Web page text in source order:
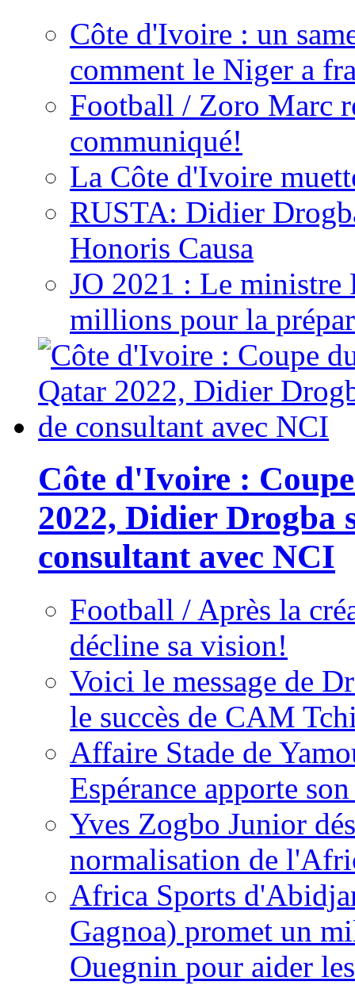
Côte d'Ivoire : un
comment le Niger a
Football / Zoro Marc
communiqué!
La Côte d'Ivoire
RUSTA: Didier
Honoris Causa
JO 2021 : Le ministre
millions pour la
Côte d'Ivoire :
2022, Didier Drogba
consultant avec NCI
Football / Après la
décline sa vision!
Voici le message de
le succès de CAM
Affaire Stade de
Espérance apporte
Yves Zogbo Junior
normalisation de
Africa Sports
Gagnoa) promet un
Ouegnin pour aider